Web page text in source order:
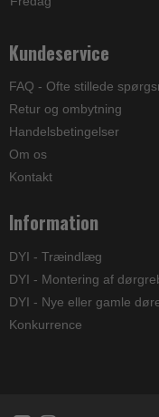
Kundeservice
FAQ - Ofte stillede
Retur og ombytning
Handelsbetingelser
Om os
Kontakt
Information
DYI - Træindlæg
DYI - Montering af
DYI - Nye eller gamle
Konkurrence